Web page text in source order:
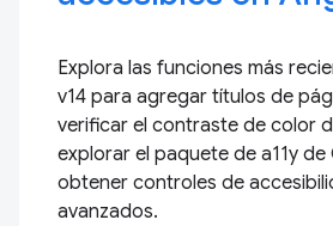
Explora las funciones más
v14 para agregar títulos de
verificar el contraste de color
explorar el paquete de a11y de
obtener controles de
avanzados.